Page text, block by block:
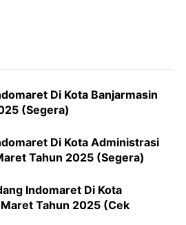
Di Kota Banjarmasin
(Segera)
Di Kota Administrasi
Tahun 2025 (Segera)
Indomaret Di Kota
Tahun 2025 (Cek